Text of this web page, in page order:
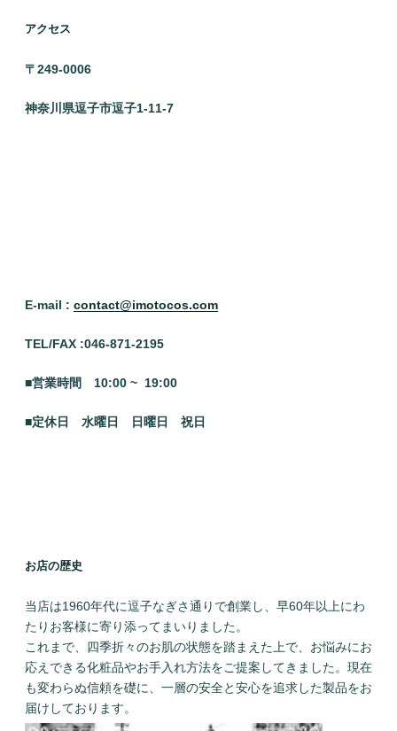
アクセス
〒249-0006
神奈川県逗子市逗子1-11-7
E-mail : contact@imotocos.com
TEL/FAX :046-871-2195
■営業時間 10:00 ~ 19:00
■定休日 水曜日 日曜日 祝日
お店の歴史
当店は1960年代に逗子なぎさ通りで創業し、早60年以上にわ
たりお客様に寄り添ってまいりました。
これまで、四季折々のお肌の状態を踏まえた上で、お悩みにお
応えできる化粧品やお手入れ方法をご提案してきました。現在
も変わらぬ信頼を礎に、一層の安全と安心を追求した製品をお
届けしております。